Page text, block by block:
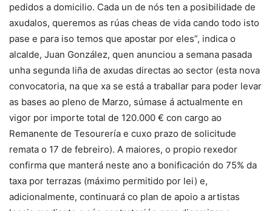
pedidos a domicilio. Cada un de nós ten a posibilidade de
axudalos, queremos as rúas cheas de vida cando todo isto
pase e para iso temos que apostar por eles”, indica o
alcalde, Juan González, quen anunciou a semana pasada
unha segunda liña de axudas directas ao sector (esta nova
convocatoria, na que xa se está a traballar para poder levar
as bases ao pleno de Marzo, súmase á actualmente en
vigor por importe total de 120.000 € con cargo ao
Remanente de Tesourería e cuxo prazo de solicitude
remata o 17 de febreiro). A maiores, o propio rexedor
confirma que manterá neste ano a bonificación do 75% da
taxa por terrazas (máximo permitido por lei) e,
adicionalmente, continuará co plan de apoio a artistas